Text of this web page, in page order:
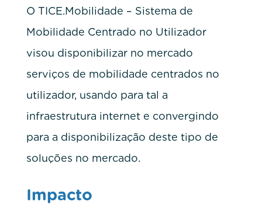
O TICE.Mobilidade – Sistema de
Mobilidade Centrado no Utilizador
visou disponibilizar no mercado
serviços de mobilidade centrados no
utilizador, usando para tal a
infraestrutura internet e convergindo
para a disponibilização deste tipo de
soluções no mercado.
Impacto